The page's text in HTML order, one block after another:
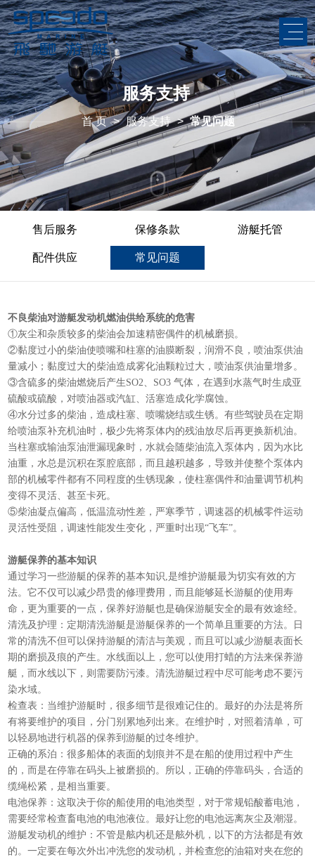
服务支持
首 页 > 服务支持 > 常见问题
售后服务 保修条款 游艇托管
配件供应 常见问题
不良柴油对游艇发动机燃油供给系统的危害
①灰尘和杂质较多的柴油会加速精密偶件的机械磨损。
②黏度过小的柴油使喷嘴和柱塞的油膜断裂，润滑不良，喷油泵供油
量减小；黏度过大的柴油造成雾化油颗粒过大，喷油泵供油量增多。
③含硫多的柴油燃烧后产生SO2、SO3 气体，在遇到水蒸气时生成亚
硫酸或硫酸，对喷油器或汽缸、活塞造成化学腐蚀。
④水分过多的柴油，造成柱塞、喷嘴烧结或生锈。有些驾驶员在定期
给喷油泵补充机油时，极少先将泵体内的残油放尽后再更换新机油。
当柱塞或输油泵油泄漏现象时，水就会随柴油流入泵体内，因为水比
油重，水总是沉积在泵腔底部，而且越积越多，导致并使整个泵体内
部的机械零件都有不同程度的生锈现象，使柱塞偶件和油量调节机构
变得不灵活、甚至卡死。
⑤柴油凝点偏高，低温流动性差，严寒季节，调速器的机械零件运动
灵活性受阻，调速性能发生变化，严重时出现“飞车”。
游艇保养的基本知识
通过学习一些游艇的保养的基本知识,是维护游艇最为切实有效的方
法。它不仅可以减少昂贵的修理费用，而且能够延长游艇的使用寿
命，更为重要的一点，保养好游艇也是确保游艇安全的最有效途经。
清洗及护理：定期清洗游艇是游艇保养的一个简单且重要的方法。日
常的清洗不但可以保持游艇的清洁与美观，而且可以减少游艇表面长
期的磨损及痕的产生。水线面以上，您可以使用打蜡的方法来保养游
艇，而水线以下，则需要防污漆。清洗游艇过程中尽可能考虑不要污
染水域。
检查表：当维护游艇时，很多细节是很难记住的。最好的办法是将所
有将要维护的项目，分门别累地列出来。在维护时，对照着清单，可
以轻易地进行机器的保养到游艇的过冬维护。
正确的系泊：很多船体的表面的划痕并不是在船的使用过程中产生
的，而是在停靠在码头上被磨损的。所以，正确的停靠码头，合适的
缆绳松紧，是相当重要。
电池保养：这取决于你的船使用的电池类型，对于常规铅酸蓄电池，
需要经常检查畜电池的电池液位。最好让您的电池远离灰尘及潮湿。
游艇发动机的维护：不管是舷内机还是舷外机，以下的方法都是有效
的。一定要在每次外出冲洗您的发动机，并检查您的油箱对夹在您的